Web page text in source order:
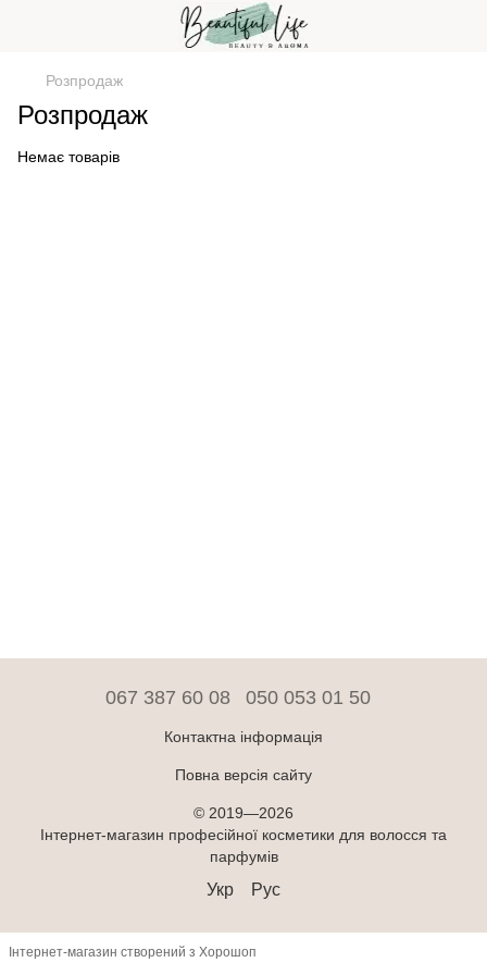
Розпродаж
Розпродаж
Немає товарів
067 387 60 08 050 053 01 50
Контактна інформація
Повна версія сайту
© 2019—2026
Інтернет-магазин професійної косметики для волосся та
парфумів
Укр Рус
Інтернет-магазин створений з Хорошоп